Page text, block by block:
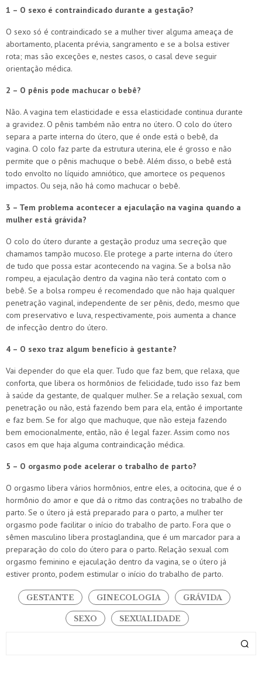
1 – O sexo é contraindicado durante a gestação?
O sexo só é contraindicado se a mulher tiver alguma ameaça de
abortamento, placenta prévia, sangramento e se a bolsa estiver
rota; mas são exceções e, nestes casos, o casal deve seguir
orientação médica.
2 – O pênis pode machucar o bebê?
Não. A vagina tem elasticidade e essa elasticidade continua durante
a gravidez. O pênis também não entra no útero. O colo do útero
separa a parte interna do útero, que é onde está o bebê, da
vagina. O colo faz parte da estrutura uterina, ele é grosso e não
permite que o pênis machuque o bebê. Além disso, o bebê está
todo envolto no líquido amniótico, que amortece os pequenos
impactos. Ou seja, não há como machucar o bebê.
3 – Tem problema acontecer a ejaculação na vagina quando a
mulher está grávida?
O colo do útero durante a gestação produz uma secreção que
chamamos tampão mucoso. Ele protege a parte interna do útero
de tudo que possa estar acontecendo na vagina. Se a bolsa não
rompeu, a ejaculação dentro da vagina não terá contato com o
bebê. Se a bolsa rompeu é recomendado que não haja qualquer
penetração vaginal, independente de ser pênis, dedo, mesmo que
com preservativo e luva, respectivamente, pois aumenta a chance
de infecção dentro do útero.
4 – O sexo traz algum benefício à gestante?
Vai depender do que ela quer. Tudo que faz bem, que relaxa, que
conforta, que libera os hormônios de felicidade, tudo isso faz bem
à saúde da gestante, de qualquer mulher. Se a relação sexual, com
penetração ou não, está fazendo bem para ela, então é importante
e faz bem. Se for algo que machuque, que não esteja fazendo
bem emocionalmente, então, não é legal fazer. Assim como nos
casos em que haja alguma contraindicação médica.
5 – O orgasmo pode acelerar o trabalho de parto?
O orgasmo libera vários hormônios, entre eles, a ocitocina, que é o
hormônio do amor e que dá o ritmo das contrações no trabalho de
parto. Se o útero já está preparado para o parto, a mulher ter
orgasmo pode facilitar o início do trabalho de parto. Fora que o
sêmen masculino libera prostaglandina, que é um marcador para a
preparação do colo do útero para o parto. Relação sexual com
orgasmo feminino e ejaculação dentro da vagina, se o útero já
estiver pronto, podem estimular o início do trabalho de parto.
GESTANTE GINECOLOGIA GRÁVIDA
SEXO SEXUALIDADE